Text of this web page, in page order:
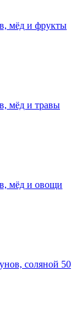
мёд и фрукты
мёд и травы
мёд и овощи
соляной 50